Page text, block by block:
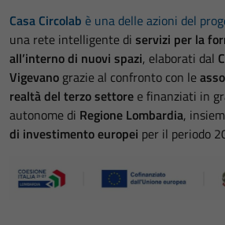
Casa Circolab è una delle azioni del
una rete intelligente di servizi per la
all’interno di nuovi spazi, elaborati dal
Vigevano grazie al confronto con le
realtà del terzo settore e finanziati in
autonome di Regione Lombardia,
di investimento europei per il periodo